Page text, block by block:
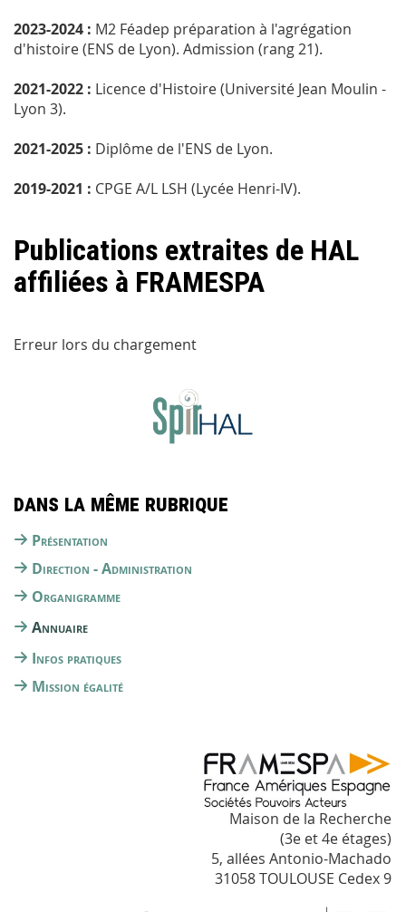
2023-2024 : M2 Féadep préparation à l'agrégation
d'histoire (ENS de Lyon). Admission (rang 21).
2021-2022 : Licence d'Histoire (Université Jean Moulin -
Lyon 3).
2021-2025 : Diplôme de l'ENS de Lyon.
2019-2021 : CPGE A/L LSH (Lycée Henri-IV).
Publications extraites de HAL
affiliées à FRAMESPA
Erreur lors du chargement
Dans la même rubrique
Présentation
Direction - Administration
Organigramme
Annuaire
Infos pratiques
Mission égalité
Maison de la Recherche
(3e et 4e étages)
5, allées Antonio-Machado
31058 TOULOUSE Cedex 9